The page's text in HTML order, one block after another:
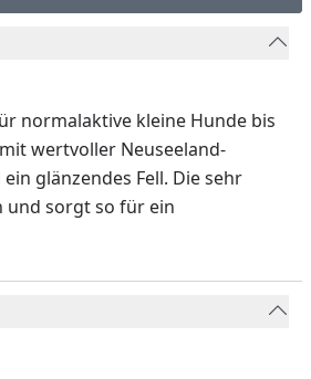
normalaktive kleine Hunde bis
wertvoller Neuseeland-
glänzendes Fell. Die sehr
und sorgt so für ein